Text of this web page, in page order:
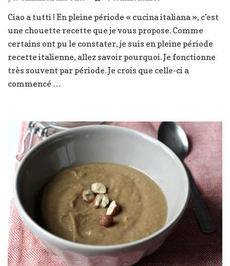
verde:
crème
d’avocat-
jambon
Ciao a tutti ! En pleine période « cucina italiana », c’est
une chouette recette que je vous propose. Comme
certains ont pu le constater, je suis en pleine période
recette italienne, allez savoir pourquoi. Je fonctionne
très souvent par période. Je crois que celle-ci a
commencé …